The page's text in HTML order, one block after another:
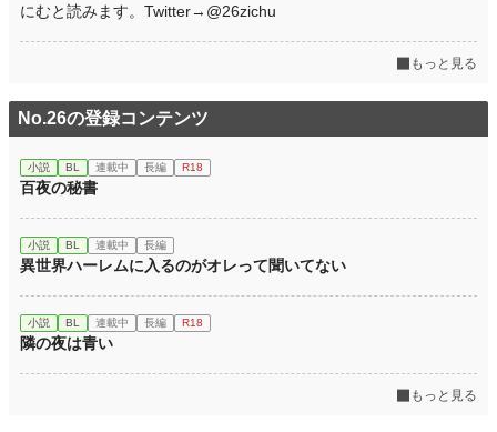
にむと読みます。Twitter→@26zichu
もっと見る
No.26の登録コンテンツ
小説 BL 連載中 長編 R18
百夜の秘書
小説 BL 連載中 長編
異世界ハーレムに入るのがオレって聞いてない
小説 BL 連載中 長編 R18
隣の夜は青い
もっと見る